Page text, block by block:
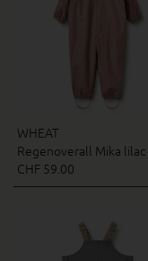
WHEAT
Regenoverall Mika lilac
CHF 59.00